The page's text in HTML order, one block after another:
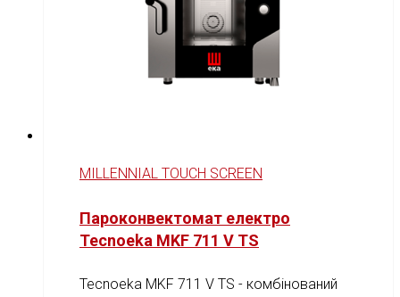
MILLENNIAL TOUCH SCREEN
Пароконвектомат електро
Tecnoeka MKF 711 V TS
Tecnoeka MKF 711 V TS - комбінований